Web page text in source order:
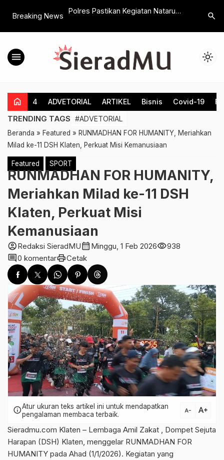
Breaking News
Polres Pastikan Kegiatan Nataru
Masuk Turun 14%
Majelis
Kepala
search
menu light_mode
home 4 ADVETORIAL ARTIKEL Bisnis Covid-19
TRENDING TAGS #ADVETORIAL
Beranda » Featured » RUNMADHAN FOR HUMANITY, Meriahkan
Milad ke-11 DSH Klaten, Perkuat Misi Kemanusiaan
Featured SPORT
RUNMADHAN FOR HUMANITY,
Meriahkan Milad ke-11 DSH
Klaten, Perkuat Misi
Kemanusiaan
account_circleRedaksi SieradMUcalendar_month Minggu, 1 Feb 2026visibility938
comment0 komentarprintCetak
infoAtur ukuran teks artikel ini untuk mendapatkan
pengalaman membaca terbaik.
text_decrease text_increase
Sieradmu.com Klaten – Lembaga Amil Zakat , Dompet Sejuta
Harapan (DSH) Klaten, menggelar RUNMADHAN FOR
HUMANITY pada Ahad (1/1/2026). Kegiatan yang